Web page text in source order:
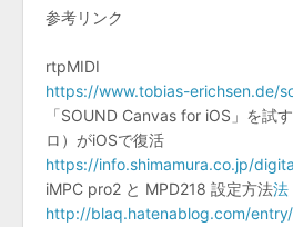
参考リンク
rtpMIDI
https://www.tobias-erichsen.de/
「SOUND Canvas for iOS」を試
ロ）がiOSで復活
https://info.shimamura.co.jp/
iMPC pro2 と MPD218 設定方法法
http://blaq.hatenablog.com/